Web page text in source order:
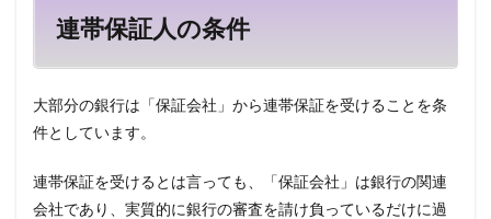
連帯保証人の条件
大部分の銀行は「保証会社」から連帯保証を受けることを条
件としています。
連帯保証を受けるとは言っても、「保証会社」は銀行の関連
会社であり、実質的に銀行の審査を請け負っているだけに過